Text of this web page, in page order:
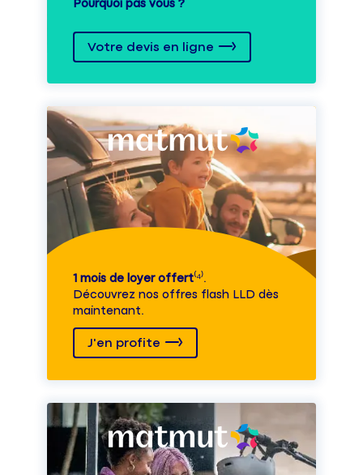
Pourquoi pas vous ?
Votre devis en ligne
1 mois de loyer offert⁽⁴⁾.
Découvrez nos offres flash LLD dès
maintenant.
J'en profite